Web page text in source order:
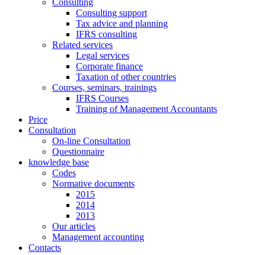
Consulting support
Tax advice and planning
IFRS consulting
Related services
Legal services
Corporate finance
Taxation of other countries
Courses, seminars, trainings
IFRS Courses
Training of Management Accountants
Price
Consultation
On-line Consultation
Questionnaire
knowledge base
Codes
Normative documents
2015
2014
2013
Our articles
Management accounting
Contacts